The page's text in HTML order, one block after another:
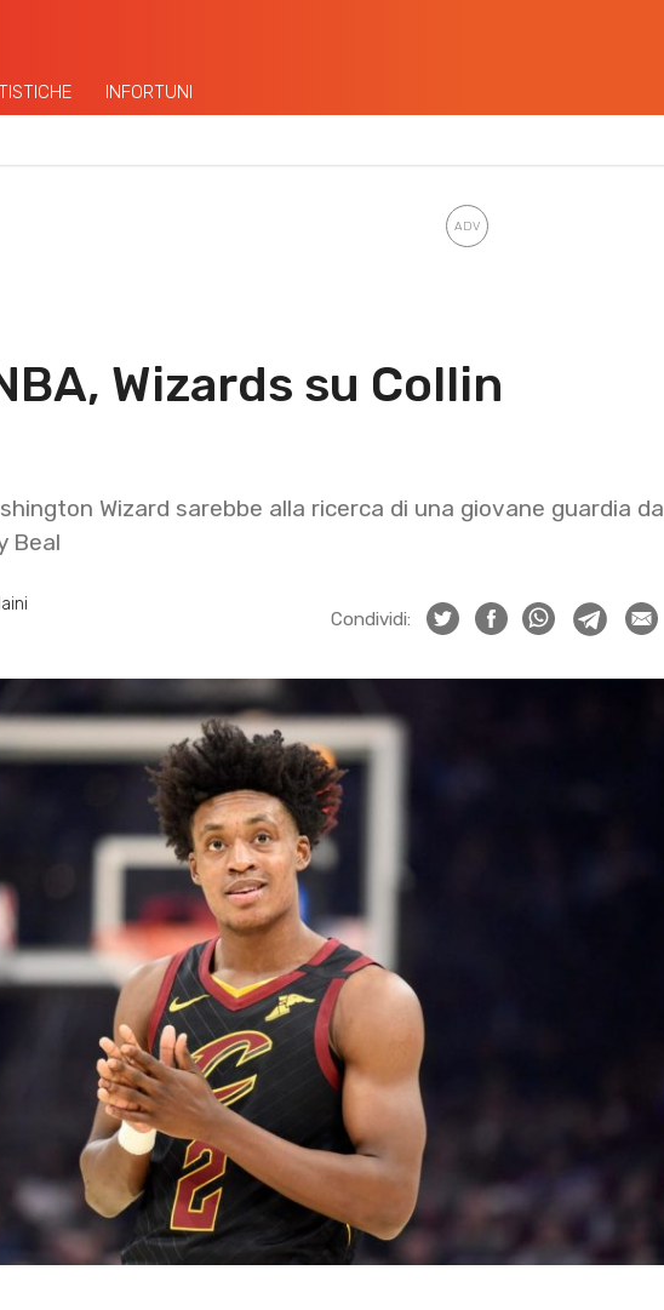
INFORTUNI
Wizards su Collin
Wizard sarebbe alla ricerca di una giovane guardia da
Beal
Condividi: